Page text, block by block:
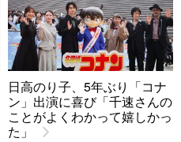
日高のり子、5年ぶり「コナ
ン」出演に喜び「千速さんの
ことがよくわかって嬉しかっ
た」